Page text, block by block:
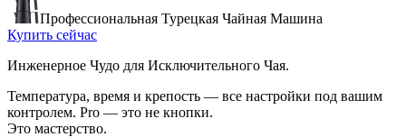
Профессиональная Турецкая Чайная Машина
Купить сейчас
Инженерное Чудо для Исключительного Чая.
Температура, время и крепость — все настройки под вашим
контролем. Pro — это не кнопки.
Это мастерство.